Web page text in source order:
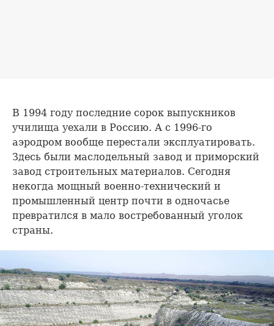
В 1994 году последние сорок выпускников
училища уехали в Россию. А с 1996-го
аэродром вообще перестали эксплуатировать.
Здесь были маслодельный завод и приморский
завод строительных материалов. Сегодня
некогда мощный военно-технический и
промышленный центр почти в одночасье
превратился в мало востребованный уголок
страны.